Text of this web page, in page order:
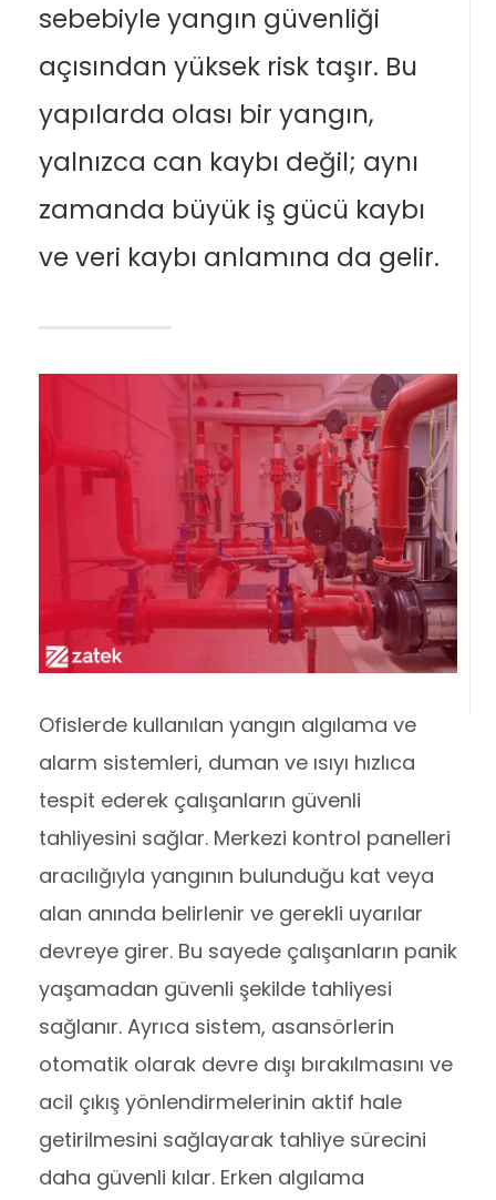
sebebiyle yangın güvenliği
açısından yüksek risk taşır. Bu
yapılarda olası bir yangın,
yalnızca can kaybı değil; aynı
zamanda büyük iş gücü kaybı
ve veri kaybı anlamına da gelir.
Ofislerde kullanılan yangın algılama ve
alarm sistemleri, duman ve ısıyı hızlıca
tespit ederek çalışanların güvenli
tahliyesini sağlar. Merkezi kontrol panelleri
aracılığıyla yangının bulunduğu kat veya
alan anında belirlenir ve gerekli uyarılar
devreye girer. Bu sayede çalışanların panik
yaşamadan güvenli şekilde tahliyesi
sağlanır. Ayrıca sistem, asansörlerin
otomatik olarak devre dışı bırakılmasını ve
acil çıkış yönlendirmelerinin aktif hale
getirilmesini sağlayarak tahliye sürecini
daha güvenli kılar. Erken algılama